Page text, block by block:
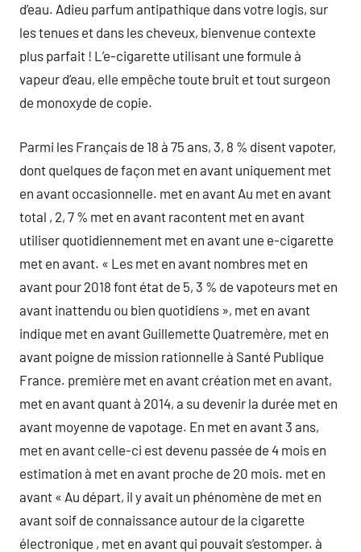
d’eau. Adieu parfum antipathique dans votre logis, sur
les tenues et dans les cheveux, bienvenue contexte
plus parfait ! L’e-cigarette utilisant une formule à
vapeur d’eau, elle empêche toute bruit et tout surgeon
de monoxyde de copie.
Parmi les Français de 18 à 75 ans, 3, 8 % disent vapoter,
dont quelques de façon met en avant uniquement met
en avant occasionnelle. met en avant Au met en avant
total , 2, 7 % met en avant racontent met en avant
utiliser quotidiennement met en avant une e-cigarette
met en avant. « Les met en avant nombres met en
avant pour 2018 font état de 5, 3 % de vapoteurs met en
avant inattendu ou bien quotidiens », met en avant
indique met en avant Guillemette Quatremère, met en
avant poigne de mission rationnelle à Santé Publique
France. première met en avant création met en avant,
met en avant quant à 2014, a su devenir la durée met en
avant moyenne de vapotage. En met en avant 3 ans,
met en avant celle-ci est devenu passée de 4 mois en
estimation à met en avant proche de 20 mois. met en
avant « Au départ, il y avait un phénomène de met en
avant soif de connaissance autour de la cigarette
électronique , met en avant qui pouvait s’estomper. à